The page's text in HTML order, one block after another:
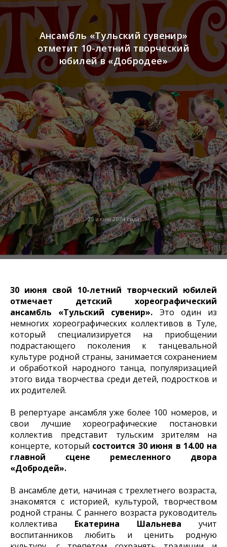
25 июня 2024 года
Ансамбль «Тульский сувенир»
отметит 10-летний творческий
юбилей в «Добродее»
30 июня свой 10-летний творческий юбилей
отмечает детский хореографический
ансамбль «Тульский сувенир». Это один из
немногих хореографических коллективов в Туле,
который специализируется на приобщении
подрастающего поколения к танцевальной
культуре родной страны, занимается сохранением
и обработкой народного танца, популяризацией
этого вида творчества среди детей, подростков и
их родителей.
В репертуаре ансамбля уже более 100 номеров, и
свои лучшие хореографические постановки
коллектив представит тульским зрителям на
концерте, который состоится 30 июня в 14.00 на
главной сцене ремесленного двора
«Добродей».
В ансамбле дети, начиная с трехлетнего возраста,
знакомятся с историей, культурой, творчеством
родной страны. С раннего возраста руководитель
коллектива Екатерина Шальнева учит
воспитанников любить и ценить родную